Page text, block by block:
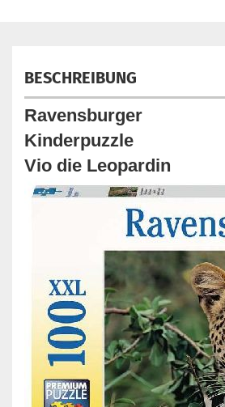
BESCHREIBUNG
Ravensburger
Kinderpuzzle
Vio die Leopardin